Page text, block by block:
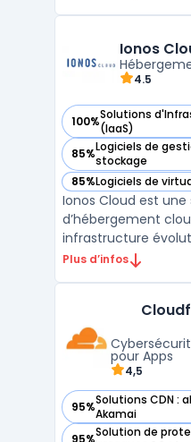
conception garantit
répondant aux
Ionos
4.5
100%Solutions
(IaaS)
— voir Ionos Cloud
85%Logiciels de
stockage
— voir Ionos Cloud
85%Logiciels de
— voir Ionos Cloud
Ionos Cloud est une
d’hébergement
infrastructure
adaptée aux
haut niveau de
plateforme assure
Plus d’infos
pour Apps
4,5
95%Solutions CDN :
Akamai
— voir Cloudflare
95%Solution de